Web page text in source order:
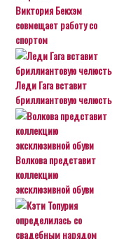
Виктория Бекхэм
совмещает работу со
спортом
Леди Гага вставит
бриллиантовую челюсть
Волкова представит
коллекцию
эксклюзивной обуви